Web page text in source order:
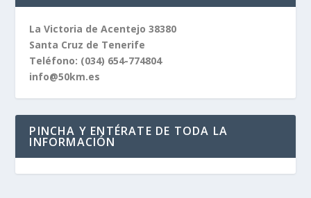
La Victoria de Acentejo 38380
Santa Cruz de Tenerife
Teléfono: (034) 654-774804
info@50km.es
PINCHA Y ENTÉRATE DE TODA LA
INFORMACIÓN